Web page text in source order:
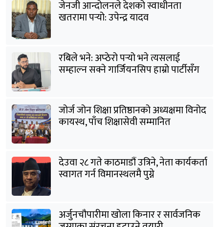
जेनजी आन्दोलनले देशको स्वाधीनता
खतरामा पर्‍यो: उपेन्द्र यादव
रबिले भने: अप्ठेरो पर्‍यो भने त्यसलाई
सम्हाल्न सक्ने गार्जियनसिप हाम्रो पार्टीसँग
जोर्ज जोन शिक्षा प्रतिष्ठानको अध्यक्षमा विनोद
कायस्थ, पाँच शिक्षासेवी सम्मानित
देउवा २८ गते काठमाडौं उत्रिने, नेता कार्यकर्ता
स्वागत गर्न विमानस्थलमै पुग्ने
अर्जुनचौपारीमा खोला किनार र सार्वजनिक